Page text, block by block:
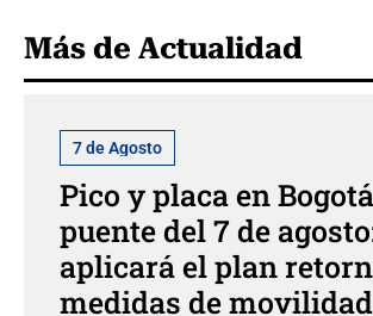
Más de Actualidad
7 de Agosto
Pico y placa en
puente del 7 de
aplicará el plan
medidas de movilidad